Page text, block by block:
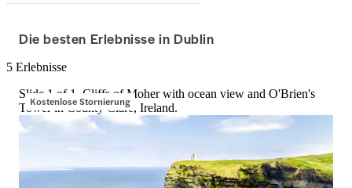
Die besten Erlebnisse in Dublin
5 Erlebnisse
Kostenlose Stornierung
Slide 1 of 1, Cliffs of Moher with ocean view and O'Brien's
Tower in County Clare, Ireland.